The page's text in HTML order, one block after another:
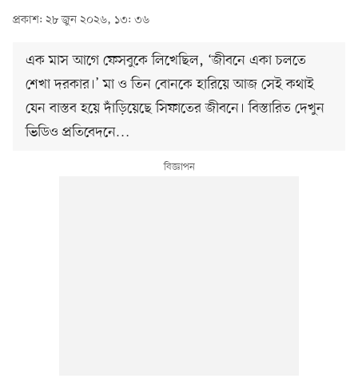
প্রকাশ: ২৮ জুন ২০২৬, ১৩: ৩৬
এক মাস আগে ফেসবুকে লিখেছিল, ‘জীবনে একা চলতে
শেখা দরকার।’ মা ও তিন বোনকে হারিয়ে আজ সেই কথাই
যেন বাস্তব হয়ে দাঁড়িয়েছে সিফাতের জীবনে। বিস্তারিত দেখুন
ভিডিও প্রতিবেদনে…